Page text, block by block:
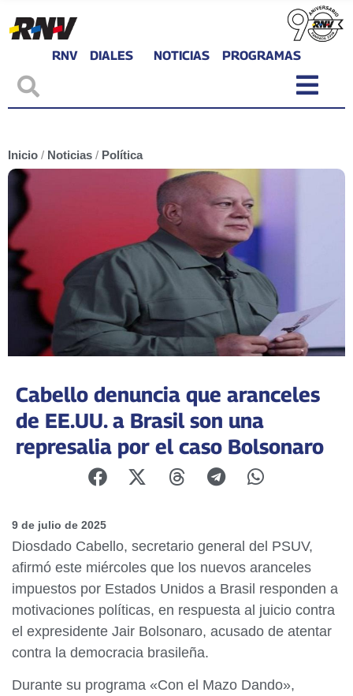
RNV DIALES NOTICIAS PROGRAMAS
Inicio / Noticias / Política
Cabello denuncia que aranceles
de EE.UU. a Brasil son una
represalia por el caso Bolsonaro
9 de julio de 2025
Diosdado Cabello, secretario general del PSUV,
afirmó este miércoles que los nuevos aranceles
impuestos por Estados Unidos a Brasil responden a
motivaciones políticas, en respuesta al juicio contra
el expresidente Jair Bolsonaro, acusado de atentar
contra la democracia brasileña.
Durante su programa «Con el Mazo Dando»,